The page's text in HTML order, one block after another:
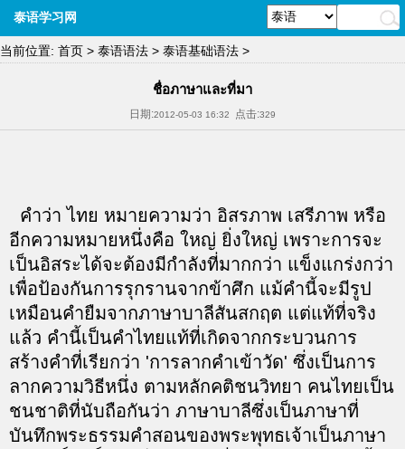
泰语学习网
当前位置: 首页 > 泰语语法 > 泰语基础语法 >
ชื่อภาษาและที่มา
日期:2012-05-03 16:32 点击:329
คำว่า ไทย หมายความว่า อิสรภาพ เสรีภาพ หรือ
อีกความหมายหนึ่งคือ ใหญ่ ยิ่งใหญ่ เพราะการจะ
เป็นอิสระได้จะต้องมีกำลังที่มากกว่า แข็งแกร่งกว่า
เพื่อป้องกันการรุกรานจากข้าศึก แม้คำนี้จะมีรูป
เหมือนคำยืมจากภาษาบาลีสันสกฤต แต่แท้ที่จริง
แล้ว คำนี้เป็นคำไทยแท้ที่เกิดจากกระบวนการ
สร้างคำที่เรียกว่า 'การลากคำเข้าวัด' ซึ่งเป็นการ
ลากความวิธีหนึ่ง ตามหลักคติชนวิทยา คนไทยเป็น
ชนชาติที่นับถือกันว่า ภาษาบาลีซึ่งเป็นภาษาที่
บันทึกพระธรรมคำสอนของพระพุทธเจ้าเป็นภาษา